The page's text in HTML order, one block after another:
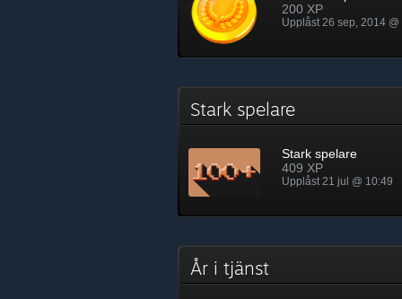
200 XP
Upplåst 26 sep, 2014 @
Stark spelare
Stark spelare
409 XP
Upplåst 21 jul @ 10:49
År i tjänst